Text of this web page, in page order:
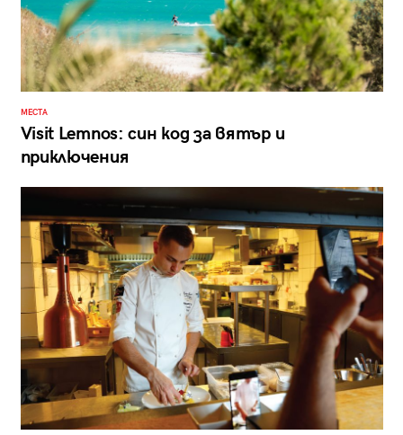
МЕСТА
Visit Lemnos: син код за вятър и
приключения